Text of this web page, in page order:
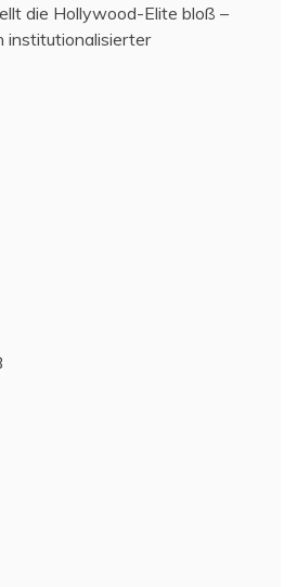
die Hollywood-Elite bloß –
institutionalisierter